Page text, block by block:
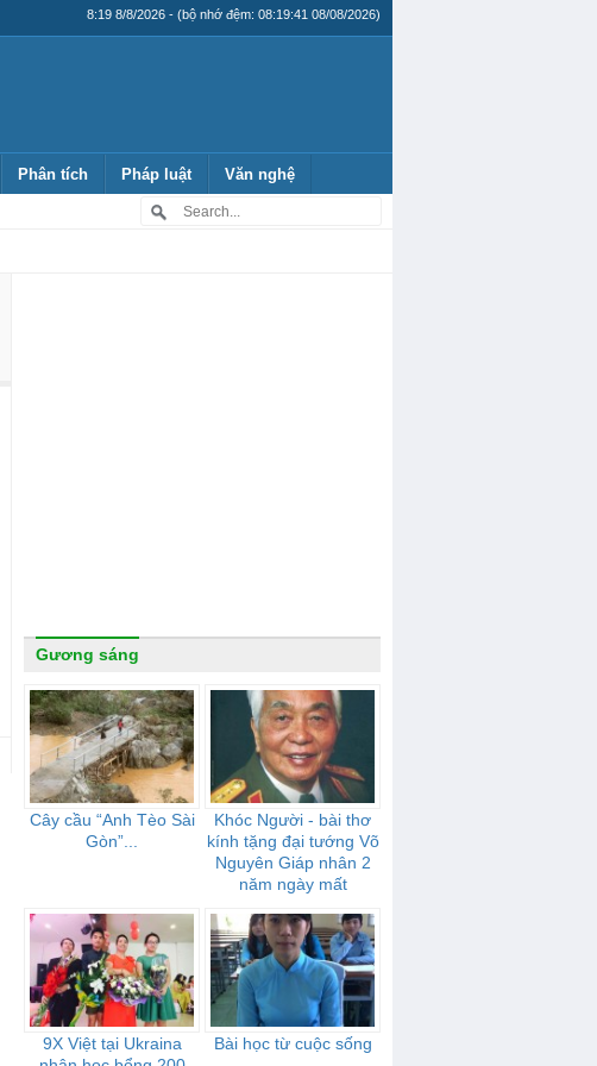
8:19 8/8/2026 - (bộ nhớ đệm: 08:19:41 08/08/2026)
Phân tích Pháp luật Văn nghệ
Gương sáng
Cây cầu “Anh Tèo Sài
Gòn”...
Khóc Người - bài thơ
kính tặng đại tướng Võ
Nguyên Giáp nhân 2
năm ngày mất
9X Việt tại Ukraina
Bài học từ cuộc sống